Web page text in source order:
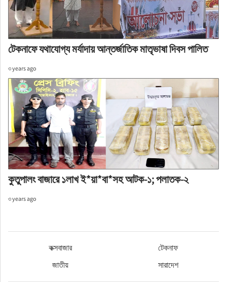
টেকনাফে যথাযোগ্য মর্যাদায় আন্তর্জাতিক মাতৃভাষা দিবস পালিত
৩ years ago
কুতুপালং বাজারে ১লাখ ই*য়া*বা*সহ আটক-১; পলাতক-২
৩ years ago
কক্সবাজার
টেকনাফ
জাতীয়
সারাদেশ